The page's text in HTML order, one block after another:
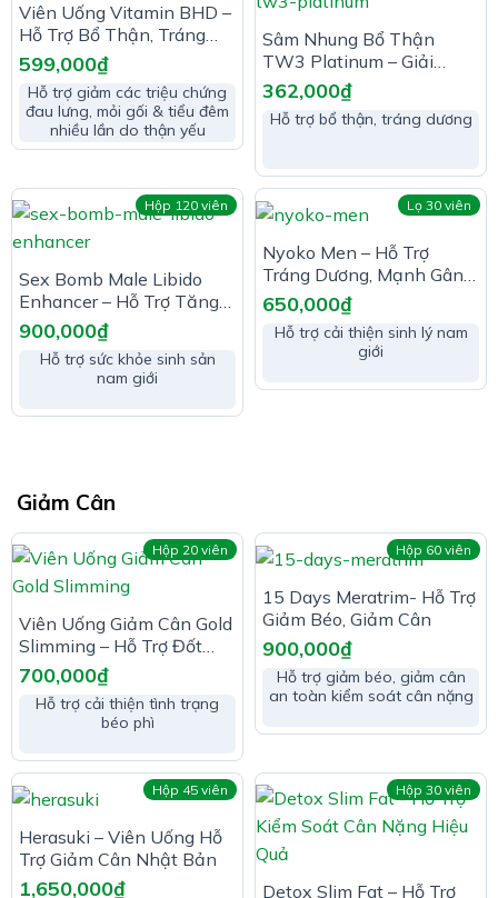
Viên Uống Vitamin BHD –
Hỗ Trợ Bổ Thận, Tráng
Dương
599,000₫
Hỗ trợ giảm các triệu chứng
đau lưng, mỏi gối & tiểu đêm
nhiều lần do thận yếu
Sâm Nhung Bổ Thận
TW3 Platinum – Giải
Pháp Giúp Tăng Cường
Sinh Lực Nam Giới
362,000₫
Hỗ trợ bổ thận, tráng dương
Hộp 120 viên
Sex Bomb Male Libido
Enhancer – Hỗ Trợ Tăng
Cường Sinh Lực Phái
Mạnh
900,000₫
Hỗ trợ sức khỏe sinh sản
nam giới
Lọ 30 viên
Nyoko Men – Hỗ Trợ
Tráng Dương, Mạnh Gân
Cốt
650,000₫
Hỗ trợ cải thiện sinh lý nam
giới
Giảm Cân
Hộp 20 viên
Viên Uống Giảm Cân Gold
Slimming – Hỗ Trợ Đốt
Cháy Và Chuyển Hóa Mỡ
Thừa (Hộp 20 viên)
700,000₫
Hỗ trợ cải thiện tình trạng
béo phì
Hộp 60 viên
15 Days Meratrim- Hỗ Trợ
Giảm Béo, Giảm Cân
900,000₫
Hỗ trợ giảm béo, giảm cân
an toàn kiểm soát cân nặng
Hộp 45 viên
Herasuki – Viên Uống Hỗ
Trợ Giảm Cân Nhật Bản
1,650,000₫
Hộp 30 viên
Detox Slim Fat – Hỗ Trợ